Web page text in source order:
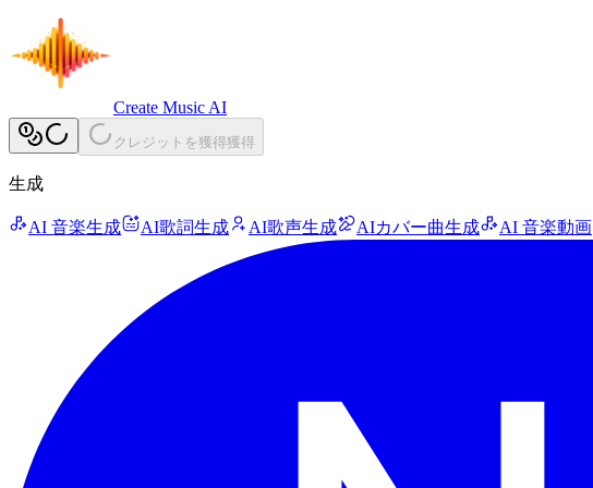
Create Music AI
クレジットを獲得獲得
生成
AI 音楽生成 AI歌詞生成 AI歌声生成 AIカバー曲生成 AI 音楽動画